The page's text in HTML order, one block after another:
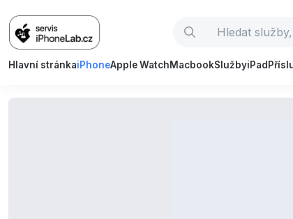
Hlavní stránkaiPhoneApple WatchMacbookSlužbyiPad